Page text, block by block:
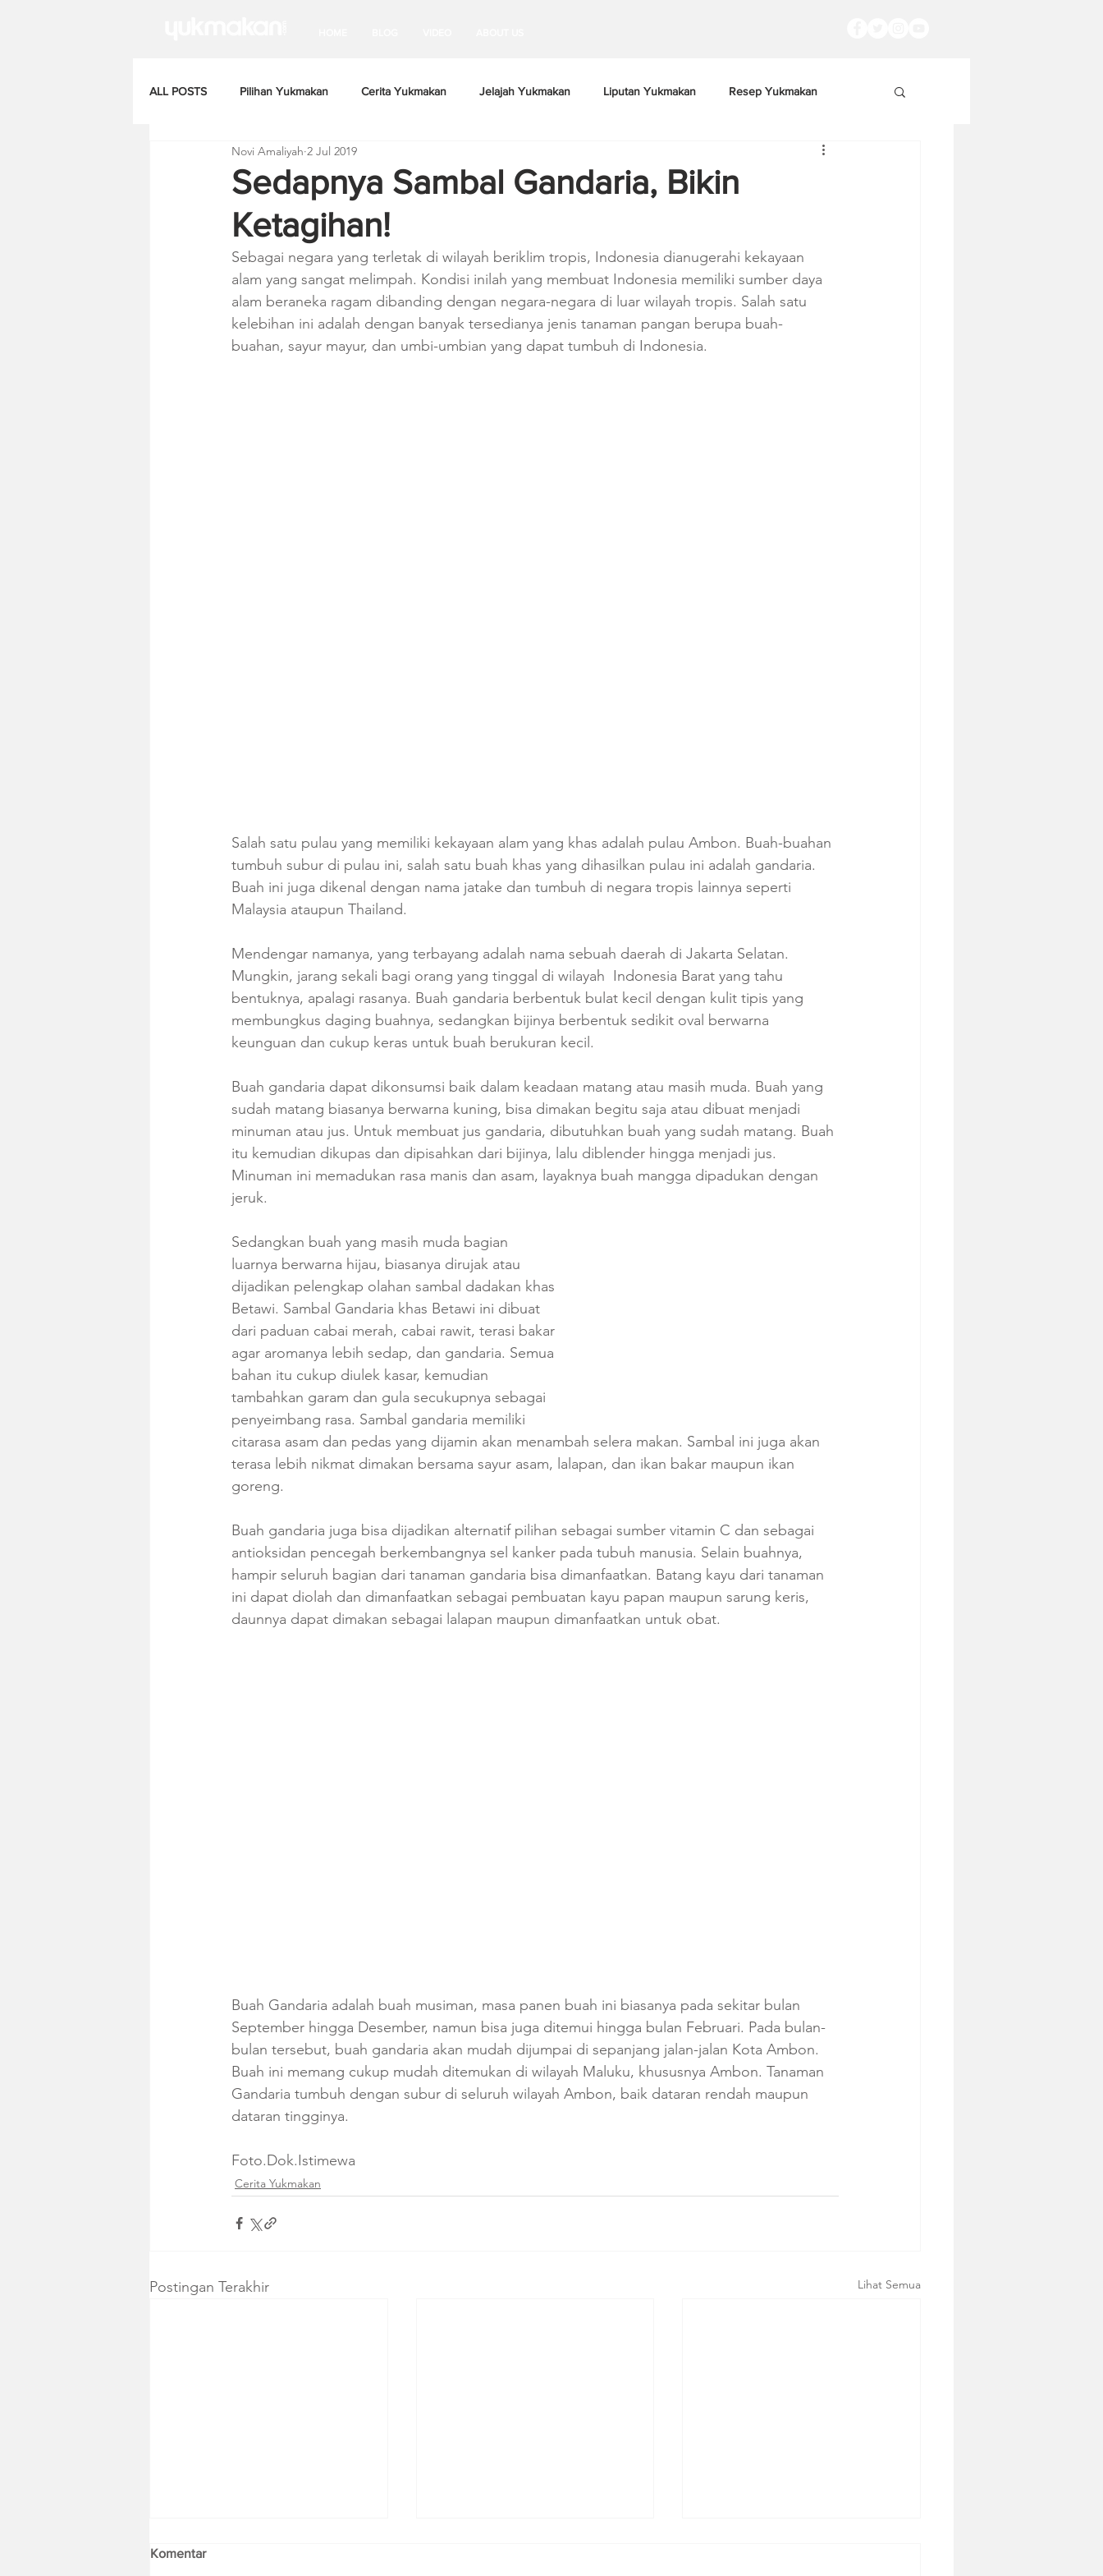
ALL POSTS Pilihan Yukmakan Cerita Yukmakan Jelajah Yukmakan Liputan Yukmakan Resep Yukmakan
Sedapnya Sambal Gandaria, Bikin
Ketagihan!
Novi Amaliyah 2 Jul 2019
Sebagai negara yang terletak di wilayah beriklim tropis, Indonesia dianugerahi kekayaan
alam yang sangat melimpah. Kondisi inilah yang membuat Indonesia memiliki sumber daya
alam beraneka ragam dibanding dengan negara-negara di luar wilayah tropis. Salah satu
kelebihan ini adalah dengan banyak tersedianya jenis tanaman pangan berupa buah-
buahan, sayur mayur, dan umbi-umbian yang dapat tumbuh di Indonesia.
Salah satu pulau yang memiliki kekayaan alam yang khas adalah pulau Ambon. Buah-buahan
tumbuh subur di pulau ini, salah satu buah khas yang dihasilkan pulau ini adalah gandaria.
Buah ini juga dikenal dengan nama jatake dan tumbuh di negara tropis lainnya seperti
Malaysia ataupun Thailand.
Mendengar namanya, yang terbayang adalah nama sebuah daerah di Jakarta Selatan.
Mungkin, jarang sekali bagi orang yang tinggal di wilayah  Indonesia Barat yang tahu
bentuknya, apalagi rasanya. Buah gandaria berbentuk bulat kecil dengan kulit tipis yang
membungkus daging buahnya, sedangkan bijinya berbentuk sedikit oval berwarna
keunguan dan cukup keras untuk buah berukuran kecil.
Buah gandaria dapat dikonsumsi baik dalam keadaan matang atau masih muda. Buah yang
sudah matang biasanya berwarna kuning, bisa dimakan begitu saja atau dibuat menjadi
minuman atau jus. Untuk membuat jus gandaria, dibutuhkan buah yang sudah matang. Buah
itu kemudian dikupas dan dipisahkan dari bijinya, lalu diblender hingga menjadi jus.
Minuman ini memadukan rasa manis dan asam, layaknya buah mangga dipadukan dengan
jeruk.
Sedangkan buah yang masih muda bagian
luarnya berwarna hijau, biasanya dirujak atau
dijadikan pelengkap olahan sambal dadakan khas
Betawi. Sambal Gandaria khas Betawi ini dibuat
dari paduan cabai merah, cabai rawit, terasi bakar
agar aromanya lebih sedap, dan gandaria. Semua
bahan itu cukup diulek kasar, kemudian
tambahkan garam dan gula secukupnya sebagai
penyeimbang rasa. Sambal gandaria memiliki
citarasa asam dan pedas yang dijamin akan menambah selera makan. Sambal ini juga akan
terasa lebih nikmat dimakan bersama sayur asam, lalapan, dan ikan bakar maupun ikan
goreng.
Buah gandaria juga bisa dijadikan alternatif pilihan sebagai sumber vitamin C dan sebagai
antioksidan pencegah berkembangnya sel kanker pada tubuh manusia. Selain buahnya,
hampir seluruh bagian dari tanaman gandaria bisa dimanfaatkan. Batang kayu dari tanaman
ini dapat diolah dan dimanfaatkan sebagai pembuatan kayu papan maupun sarung keris,
daunnya dapat dimakan sebagai lalapan maupun dimanfaatkan untuk obat.
Buah Gandaria adalah buah musiman, masa panen buah ini biasanya pada sekitar bulan
September hingga Desember, namun bisa juga ditemui hingga bulan Februari. Pada bulan-
bulan tersebut, buah gandaria akan mudah dijumpai di sepanjang jalan-jalan Kota Ambon.
Buah ini memang cukup mudah ditemukan di wilayah Maluku, khususnya Ambon. Tanaman
Gandaria tumbuh dengan subur di seluruh wilayah Ambon, baik dataran rendah maupun
dataran tingginya.
Foto.Dok.Istimewa
Cerita Yukmakan
Postingan Terakhir Lihat Semua
Komentar